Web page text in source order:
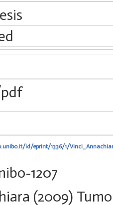
id/eprint/1336/1/
1207
(2009)